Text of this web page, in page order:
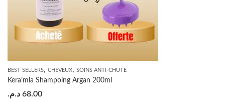
BEST SELLERS, CHEVEUX, SOINS ANTI-CHUTE
Kera’mla Shampoing Argan 200ml
68.00 د.م.